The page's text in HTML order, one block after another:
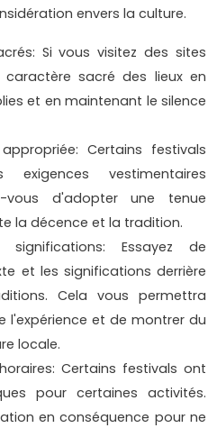
envers la culture.
Si vous visitez des sites
caractère sacré des lieux en
et en maintenant le silence
Certains festivals
vestimentaires
vous d'adopter une tenue
la décence et la tradition.
significations: Essayez de
et les significations derrière
Cela vous permettra
l'expérience et de montrer du
locale.
Certains festivals ont
pour certaines activités.
en conséquence pour ne